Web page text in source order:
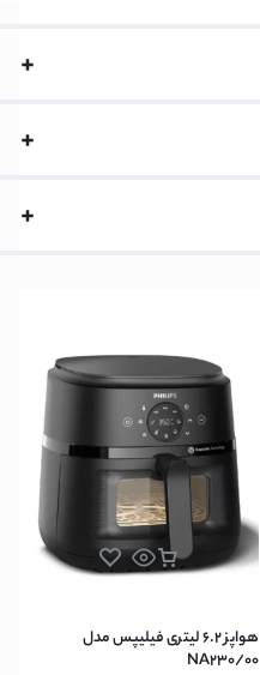
هواپز 6.2 لیتری فیلیپس مدل
NA230/00